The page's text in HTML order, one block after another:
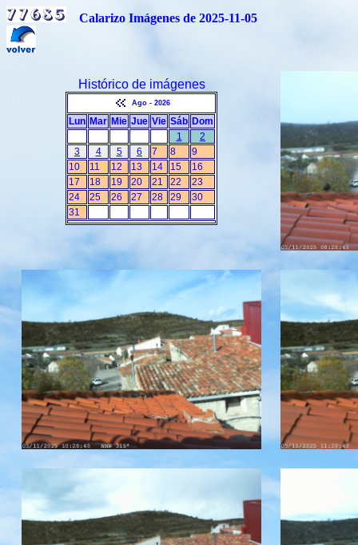
Calarizo Imágenes de 2025-11-05
Histórico de imágenes
Ago - 2026
Lun Mar Mie Jue Vie Sáb Dom
1
2
3
4 5 6 7 8
9
10
11 12 13 14 15
16
17
18 19 20 21 22
23
24
25 26 27 28 29
30
31